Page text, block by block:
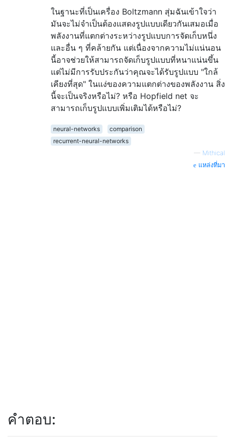
ในฐานะที่เป็นเครื่อง Boltzmann สุ่มฉันเข้าใจว่า
มันจะไม่จำเป็นต้องแสดงรูปแบบเดียวกันเสมอเมื่อ
พลังงานที่แตกต่างระหว่างรูปแบบการจัดเก็บหนึ่ง
และอื่น ๆ ที่คล้ายกัน แต่เนื่องจากความไม่แน่นอน
นี้อาจช่วยให้สามารถจัดเก็บรูปแบบที่หนาแน่นขึ้น
แต่ไม่มีการรับประกันว่าคุณจะได้รับรูปแบบ "ใกล้
เคียงที่สุด" ในแง่ของความแตกต่างของพลังงาน สิ่ง
นี้จะเป็นจริงหรือไม่? หรือ Hopfield net จะ
สามารถเก็บรูปแบบเพิ่มเติมได้หรือไม่?
neural-networks
comparison
recurrent-neural-networks
— Mithical
แหล่งที่มา
คำตอบ: